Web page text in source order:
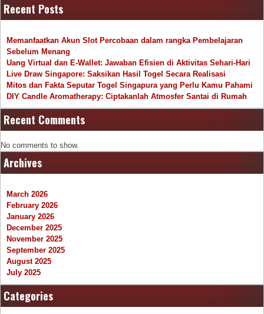
Recent Posts
Memanfaatkan Akun Slot Percobaan dalam rangka Pembelajaran
Sebelum Menang
Uang Virtual dan E-Wallet: Jawaban Efisien di Aktivitas Sehari-Hari
Live Draw Singapore: Saksikan Hasil Togel Secara Realisasi
Mitos dan Fakta Seputar Togel Singapura yang Perlu Kamu Pahami
DIY Candle Aromatherapy: Ciptakanlah Atmosfer Santai di Rumah
Recent Comments
No comments to show.
Archives
March 2026
February 2026
January 2026
December 2025
November 2025
September 2025
August 2025
July 2025
Categories